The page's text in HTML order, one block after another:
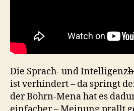
Die Sprach- und Intelligenz
ist verhindert – da springt
der Bohrn-Mena hat es